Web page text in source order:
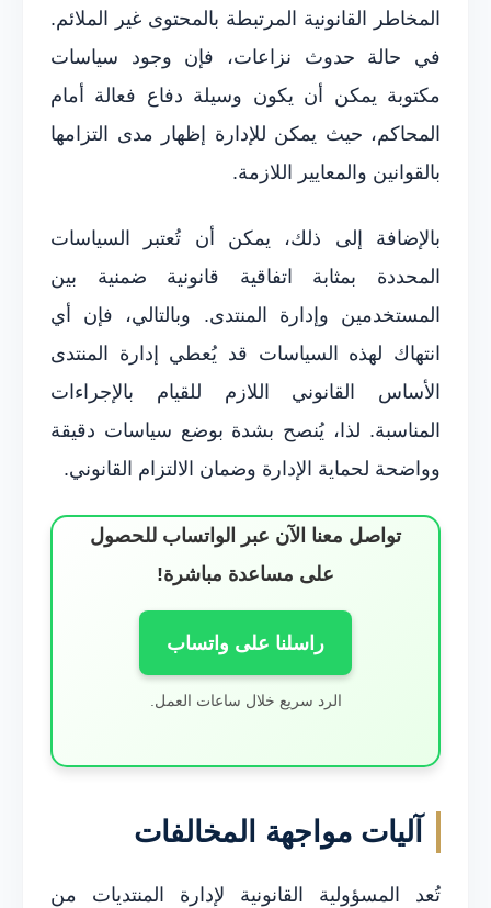
المخاطر القانونية المرتبطة بالمحتوى غير الملائم.
في حالة حدوث نزاعات، فإن وجود سياسات
مكتوبة يمكن أن يكون وسيلة دفاع فعالة أمام
المحاكم، حيث يمكن للإدارة إظهار مدى التزامها
بالقوانين والمعايير اللازمة.
بالإضافة إلى ذلك، يمكن أن تُعتبر السياسات
المحددة بمثابة اتفاقية قانونية ضمنية بين
المستخدمين وإدارة المنتدى. وبالتالي، فإن أي
انتهاك لهذه السياسات قد يُعطي إدارة المنتدى
الأساس القانوني اللازم للقيام بالإجراءات
المناسبة. لذا، يُنصح بشدة بوضع سياسات دقيقة
وواضحة لحماية الإدارة وضمان الالتزام القانوني.
تواصل معنا الآن عبر الواتساب للحصول
على مساعدة مباشرة!
راسلنا على واتساب
الرد سريع خلال ساعات العمل.
آليات مواجهة المخالفات
تُعد المسؤولية القانونية لإدارة المنتديات من